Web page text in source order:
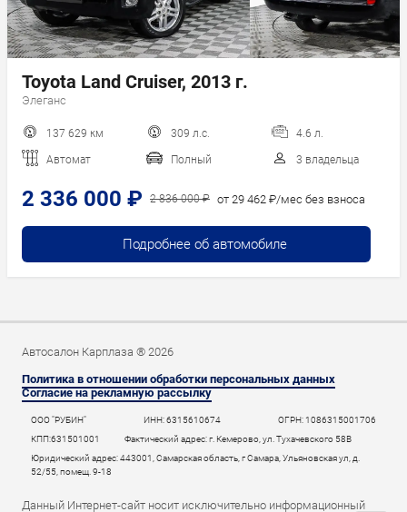
Toyota Land Cruiser, 2013 г.
Элеганс
137 629 км 309 л.с. 4.6 л.
Автомат Полный 3 владельца
2 336 000 ₽ 2 836 000 ₽ от 29 462 ₽/мес без взноса
Подробнее об автомобиле
Автосалон Карплаза ® 2026
Политика в отношении обработки персональных данных
Согласие на рекламную рассылку
ООО "РУБИН" ИНН: 6315610674
ОГРН: 1086315001706
КПП:631501001
Фактический адрес: г. Кемерово, ул. Тухачевского 58В
Юридический адрес: 443001, Самарская область, г Самара, Ульяновская ул, д.
52/55, помещ. 9-18
Данный Интернет-сайт носит исключительно информационный